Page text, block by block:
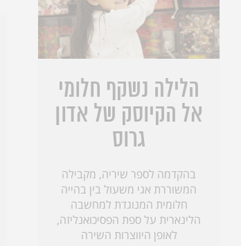
הלילה נשקף חלומי
אל הקיוסק של אדון
גרוס
בהקדמה לספר שיריה, מקבילה
המשוררת אגי משעול בין בהייה
חלומית המנוגדת למחשבה
הלינארית על ספת הפסיכואנליזה,
לאופן היווצרות השירה